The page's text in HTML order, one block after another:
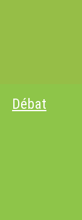
Débat